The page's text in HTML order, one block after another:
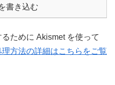
書き込む
ために Akismet を使って
方法の詳細はこちらをご覧